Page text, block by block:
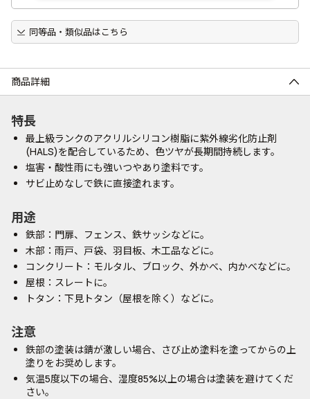
同等品・類似品はこちら
商品詳細
特長
最上級ランクのアクリルシリコン樹脂に紫外線劣化防止剤
(HALS)を配合しているため、色ツヤが長期間持続します。
塩害・酸性雨にも強いつやあり塗料です。
サビ止めなしで鉄に直接塗れます。
用途
鉄部：門扉、フェンス、鉄サッシなどに。
木部：雨戸、戸袋、羽目板、木工品などに。
コンクリート：モルタル、ブロック、外かべ、内かべなどに。
屋根：スレートに。
トタン：下見トタン（屋根を除く）などに。
注意
鉄部の塗装は錆が激しい場合、さび止め塗料を塗ってからの上
塗りをお奨めします。
気温5度以下の場合、湿度85%以上の場合は塗装を避けてくだ
さい。